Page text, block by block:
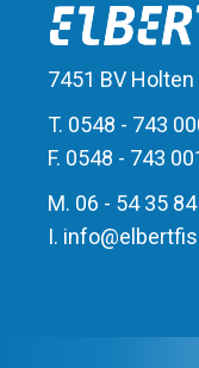
7451 BV Holten
T. 0548 - 743
F. 0548 - 743
M. 06 - 54 35
I. info@elbert